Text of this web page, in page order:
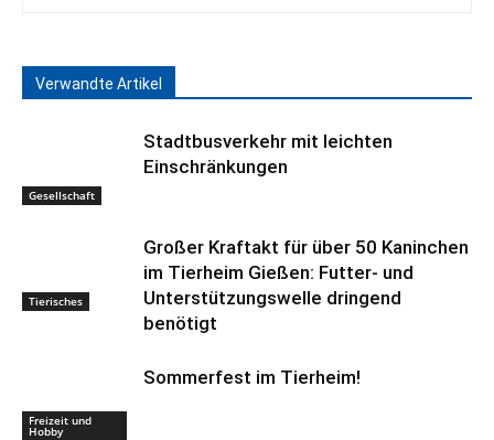
Verwandte Artikel
Gesellschaft
Stadtbusverkehr mit leichten
Einschränkungen
Tierisches
Großer Kraftakt für über 50 Kaninchen
im Tierheim Gießen: Futter- und
Unterstützungswelle dringend
benötigt
Freizeit und
Hobby
Sommerfest im Tierheim!